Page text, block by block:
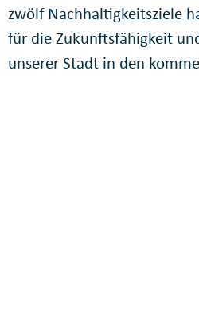
zwölf Nachhaltigkeitsziele
für die Zukunftsfähigkeit
unserer Stadt in den